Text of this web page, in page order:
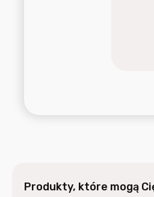
Produkty, które mogą